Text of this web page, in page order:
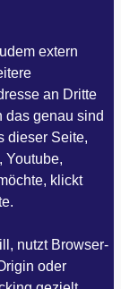
extern
an Dritte
das genau sind
dieser Seite,
Youtube,
klickt
nutzt Browser-
oder